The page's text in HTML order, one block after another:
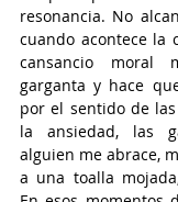
resonancia. No
cuando acontece la
cansancio moral
garganta y hace
por el sentido de
la ansiedad, las
alguien me abrace,
a una toalla